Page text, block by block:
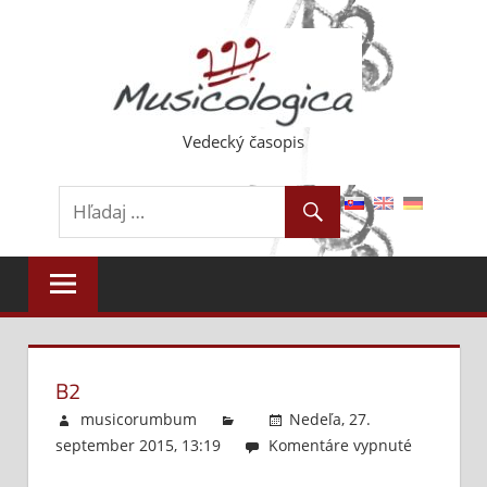
Vedecký časopis
B2
musicorumbum
Nedeľa, 27.
september 2015, 13:19
Komentáre vypnuté